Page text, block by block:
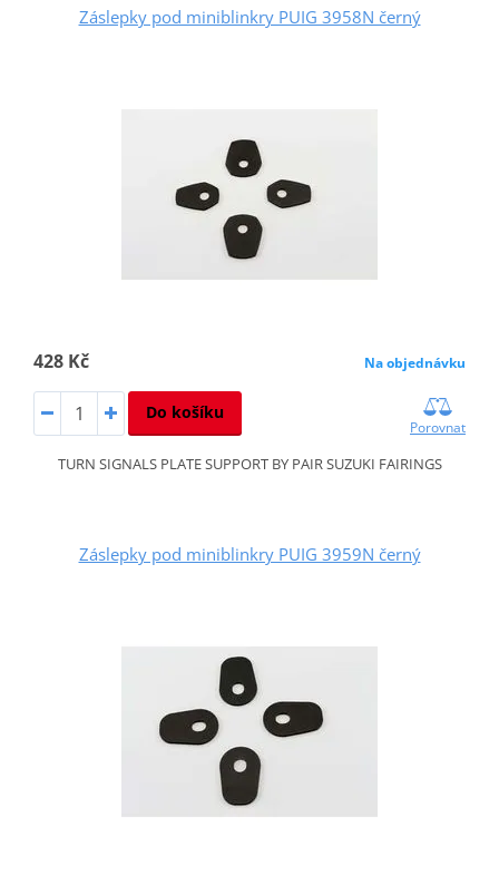
Záslepky pod miniblinkry PUIG 3958N černý
428 Kč Na objednávku
Do košíku
Porovnat
TURN SIGNALS PLATE SUPPORT BY PAIR SUZUKI FAIRINGS
Záslepky pod miniblinkry PUIG 3959N černý